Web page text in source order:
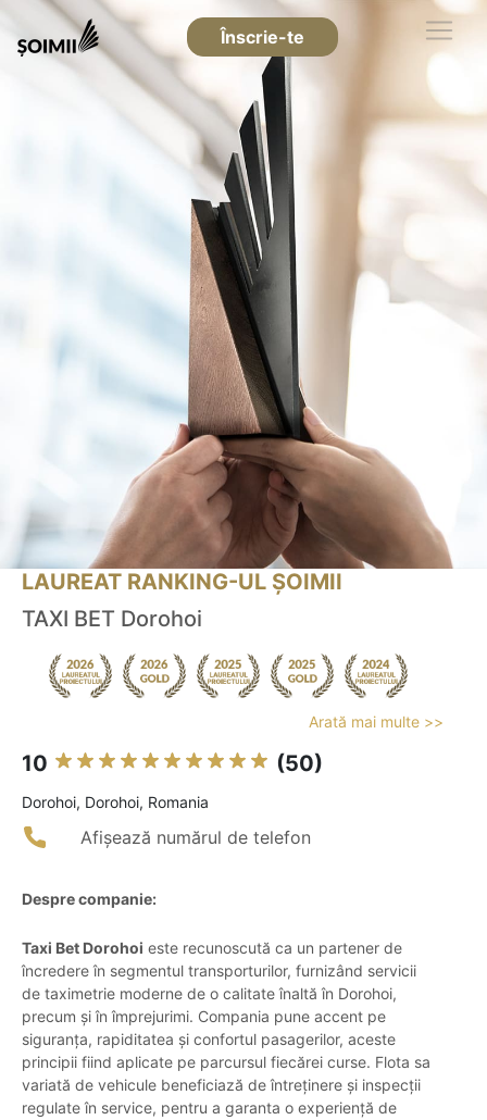
Înscrie-te
LAUREAT RANKING-UL ȘOIMII
TAXI BET Dorohoi
Arată mai multe >>
10 (50)
Dorohoi, Dorohoi, Romania
Afișează numărul de telefon
Despre companie:
Taxi Bet Dorohoi este recunoscută ca un partener de
încredere în segmentul transporturilor, furnizând servicii
de taximetrie moderne de o calitate înaltă în Dorohoi,
precum și în împrejurimi. Compania pune accent pe
siguranța, rapiditatea și confortul pasagerilor, aceste
principii fiind aplicate pe parcursul fiecărei curse. Flota sa
variată de vehicule beneficiază de întreținere și inspecții
regulate în service, pentru a garanta o experiență de